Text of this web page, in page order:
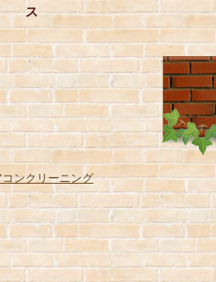
ス
ンクリーニング